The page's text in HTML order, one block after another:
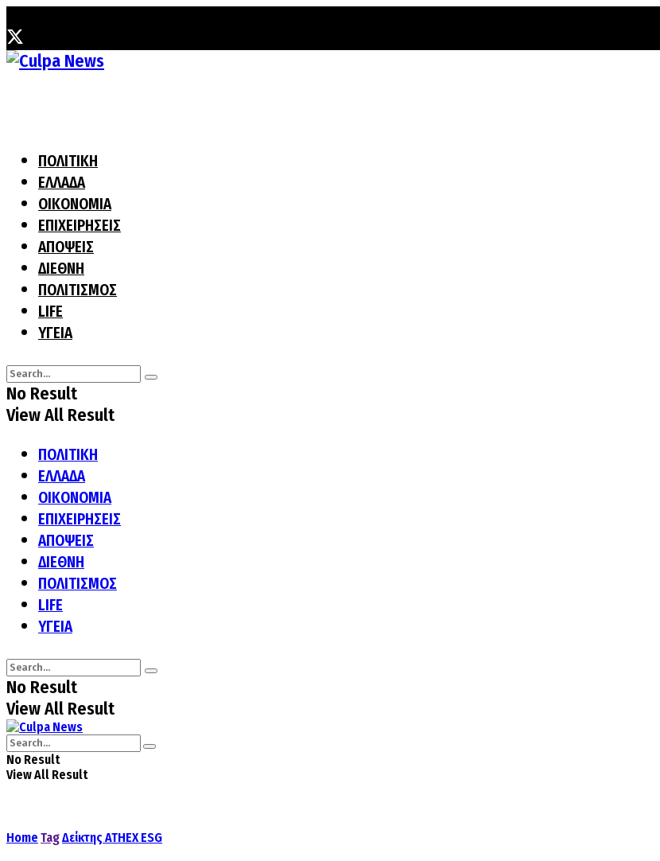
ΠΟΛΙΤΙΚΗ
ΕΛΛΑΔΑ
ΟΙΚΟΝΟΜΙΑ
ΕΠΙΧΕΙΡΗΣΕΙΣ
ΑΠΟΨΕΙΣ
ΔΙΕΘΝΗ
ΠΟΛΙΤΙΣΜΟΣ
LIFE
ΥΓΕΙΑ
No Result
View All Result
ΠΟΛΙΤΙΚΗ
ΕΛΛΑΔΑ
ΟΙΚΟΝΟΜΙΑ
ΕΠΙΧΕΙΡΗΣΕΙΣ
ΑΠΟΨΕΙΣ
ΔΙΕΘΝΗ
ΠΟΛΙΤΙΣΜΟΣ
LIFE
ΥΓΕΙΑ
No Result
View All Result
No Result
View All Result
Home TagΔείκτης ATHEX ESG